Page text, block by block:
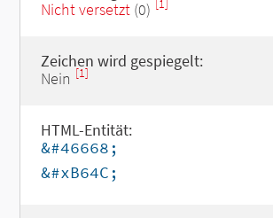
Nicht versetzt(0) [1]
Zeichen wird gespiegelt:
Nein [1]
HTML-Entität:
&#46668;
&#xB64C;